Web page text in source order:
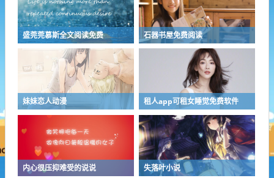
盛莞莞慕斯全文阅读免费 石器书屋免费阅读
妹妹恋人动漫 租人app可租女睡觉免费软件
内心很压抑难受的说说 失落叶小说